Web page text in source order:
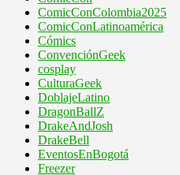
ComicConColombia2025
ComicConLatinoamérica
Cómics
ConvenciónGeek
cosplay
CulturaGeek
DoblajeLatino
DragonBallZ
DrakeAndJosh
DrakeBell
EventosEnBogotá
Freezer